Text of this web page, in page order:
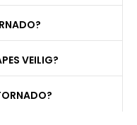
VEILIG?